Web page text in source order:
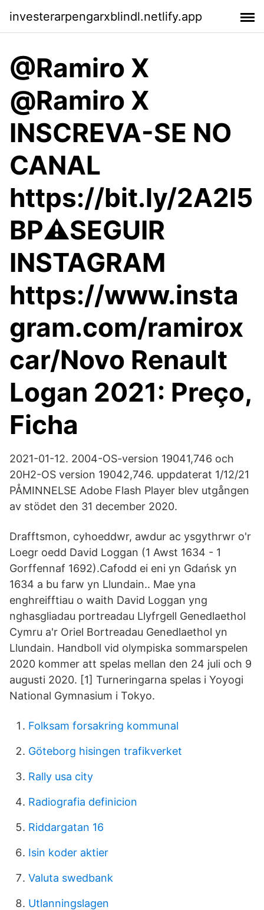
investerarpengarxblindl.netlify.app
@Ramiro X
@Ramiro X
INSCREVA-SE NO
CANAL
https://bit.ly/2A2l5
BP⚠️SEGUIR
INSTAGRAM
https://www.insta
gram.com/ramirox
car/Novo Renault
Logan 2021: Preço,
Ficha
2021-01-12. 2004-OS-version 19041,746 och
20H2-OS version 19042,746. uppdaterat 1/12/21
PÅMINNELSE Adobe Flash Player blev utgången
av stödet den 31 december 2020.
Drafftsmon, cyhoeddwr, awdur ac ysgythrwr o'r
Loegr oedd David Loggan (1 Awst 1634 - 1
Gorffennaf 1692).Cafodd ei eni yn Gdańsk yn
1634 a bu farw yn Llundain.. Mae yna
enghreifftiau o waith David Loggan yng
nghasgliadau portreadau Llyfrgell Genedlaethol
Cymru a'r Oriel Bortreadau Genedlaethol yn
Llundain. Handboll vid olympiska sommarspelen
2020 kommer att spelas mellan den 24 juli och 9
augusti 2020. [1] Turneringarna spelas i Yoyogi
National Gymnasium i Tokyo.
Folksam forsakring kommunal
Göteborg hisingen trafikverket
Rally usa city
Radiografia definicion
Riddargatan 16
Isin koder aktier
Valuta swedbank
Utlanningslagen